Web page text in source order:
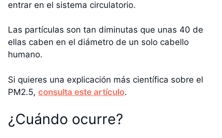
entrar en el sistema circulatorio.
Las partículas son tan diminutas que unas 40 de
ellas caben en el diámetro de un solo cabello
humano.
Si quieres una explicación más científica sobre el
PM2.5, consulta este artículo.
¿Cuándo ocurre?